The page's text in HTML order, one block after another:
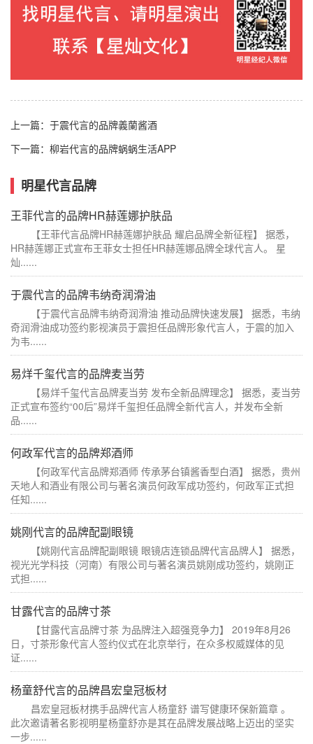
上一篇： 于震代言的品牌義蘭酱酒
下一篇： 柳岩代言的品牌蜗蜗生活APP
明星代言品牌
王菲代言的品牌HR赫莲娜护肤品
【王菲代言品牌HR赫莲娜护肤品 耀启品牌全新征程】 据悉，
HR赫莲娜正式宣布王菲女士担任HR赫莲娜品牌全球代言人。 星
灿......
于震代言的品牌韦纳奇润滑油
【于震代言品牌韦纳奇润滑油 推动品牌快速发展】 据悉，韦纳
奇润滑油成功签约影视演员于震担任品牌形象代言人，于震的加入
为韦......
易烊千玺代言的品牌麦当劳
【易烊千玺代言品牌麦当劳 发布全新品牌理念】 据悉，麦当劳
正式宣布签约“00后”易烊千玺担任品牌全新代言人，并发布全新
品......
何政军代言的品牌郑酒师
【何政军代言品牌郑酒师 传承茅台镇酱香型白酒】 据悉，贵州
天地人和酒业有限公司与著名演员何政军成功签约，何政军正式担
任知......
姚刚代言的品牌配副眼镜
【姚刚代言品牌配副眼镜 眼镜店连锁品牌代言品牌人】 据悉，
视光光学科技（河南）有限公司与著名演员姚刚成功签约，姚刚正
式担......
甘露代言的品牌寸茶
【甘露代言品牌寸茶 为品牌注入超强竞争力】 2019年8月26
日，寸茶形象代言人签约仪式在北京举行，在众多权威媒体的见
证......
杨童舒代言的品牌昌宏皇冠板材
昌宏皇冠板材携手品牌代言人杨童舒 谱写健康环保新篇章 。
此次邀请著名影视明星杨童舒亦是其在品牌发展战略上迈出的坚实
一步......